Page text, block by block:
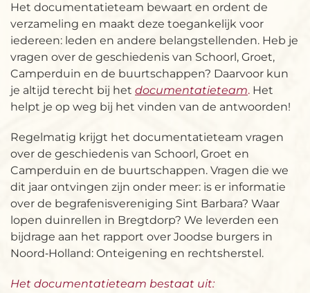
Het documentatieteam bewaart en ordent de
verzameling en maakt deze toegankelijk voor
iedereen: leden en andere belangstellenden. Heb je
vragen over de geschiedenis van Schoorl, Groet,
Camperduin en de buurtschappen? Daarvoor kun
je altijd terecht bij het documentatieteam. Het
helpt je op weg bij het vinden van de antwoorden!
Regelmatig krijgt het documentatieteam vragen
over de geschiedenis van Schoorl, Groet en
Camperduin en de buurtschappen. Vragen die we
dit jaar ontvingen zijn onder meer: is er informatie
over de begrafenisvereniging Sint Barbara? Waar
lopen duinrellen in Bregtdorp? We leverden een
bijdrage aan het rapport over Joodse burgers in
Noord‑Holland: Onteigening en rechtsherstel.
Het documentatieteam bestaat uit: